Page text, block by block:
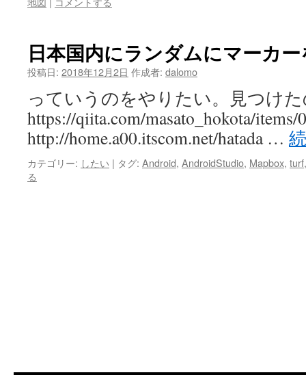
日本国内にランダムにマーカ
投稿日: 2018年12月2日 作成者: dalomo
っていうのをやりたい。見つけ
https://qiita.com/masato_hokota/items/
http://home.a00.itscom.net/hatada …
カテゴリー: したい | タグ: Android, AndroidStudio, Mapbox, turf
る